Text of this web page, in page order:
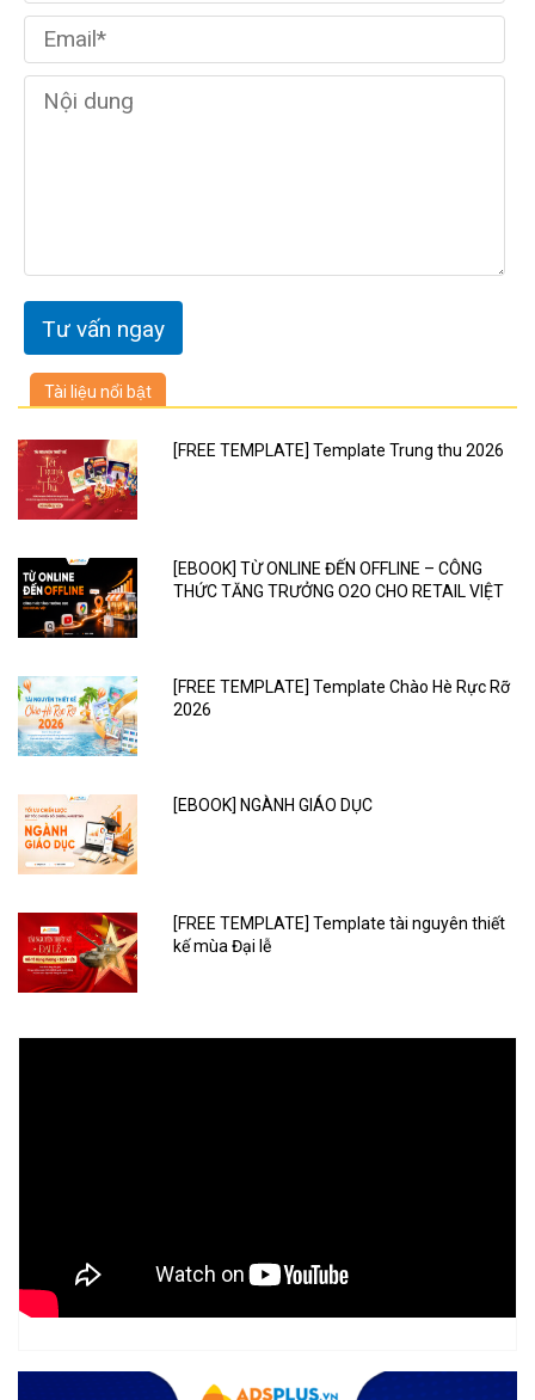
Tài liệu nổi bật
[FREE TEMPLATE] Template Trung thu 2026
[EBOOK] TỪ ONLINE ĐẾN OFFLINE – CÔNG
THỨC TĂNG TRƯỞNG O2O CHO RETAIL VIỆT
[FREE TEMPLATE] Template Chào Hè Rực Rỡ
2026
[EBOOK] NGÀNH GIÁO DỤC
[FREE TEMPLATE] Template tài nguyên thiết
kế mùa Đại lễ